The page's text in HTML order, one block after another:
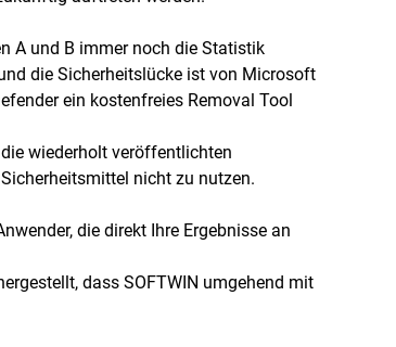
A und B immer noch die Statistik
die Sicherheitslücke ist von Microsoft
ein kostenfreies Removal Tool
wiederholt veröffentlichten
nicht zu nutzen.
die direkt Ihre Ergebnisse an
dass SOFTWIN umgehend mit